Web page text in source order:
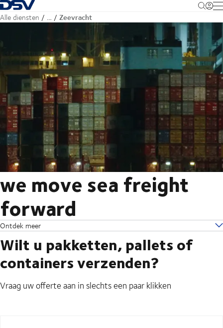
Terug naar startpagina
Alle diensten … Zeevracht
we move sea freight
forward
Ontdek meer
Wilt u pakketten, pallets of
containers verzenden?
Vraag uw offerte aan in slechts een paar klikken